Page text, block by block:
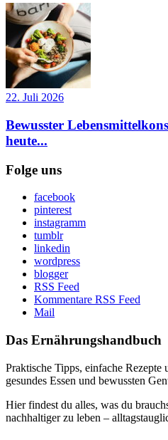
22. Juli 2026
Bewusster
heute...
Folge uns
facebook
pinterest
instagramm
tumblr
linkedin
wordpress
blogger
RSS Feed
Kommentare RSS Feed
Mail
Das Ernährungshandbuch
Praktische Tipps, einfache Rezepte
gesundes Essen und bewussten
Hier findest du alles, was du
nachhaltiger zu leben –